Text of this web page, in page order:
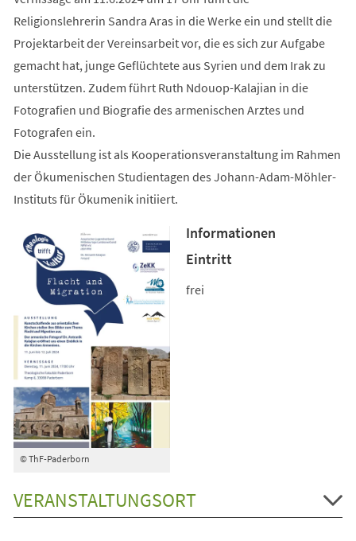
Religionslehrerin Sandra Aras in die Werke ein und stellt die
Projektarbeit der Vereinsarbeit vor, die es sich zur Aufgabe
gemacht hat, junge Geflüchtete aus Syrien und dem Irak zu
unterstützen. Zudem führt Ruth Ndouop-Kalajian in die
Fotografien und Biografie des armenischen Arztes und
Fotografen ein.
Die Ausstellung ist als Kooperationsveranstaltung im Rahmen
der Ökumenischen Studientagen des Johann-Adam-Möhler-
Instituts für Ökumenik initiiert.
© ThF-Paderborn
Informationen
Eintritt
frei
VERANSTALTUNGSORT